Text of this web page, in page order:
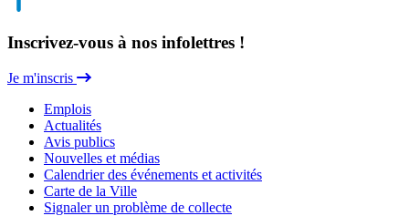
Inscrivez-vous à nos infolettres !
Je m'inscris
Emplois
Actualités
Avis publics
Nouvelles et médias
Calendrier des événements et activités
Carte de la Ville
Signaler un problème de collecte